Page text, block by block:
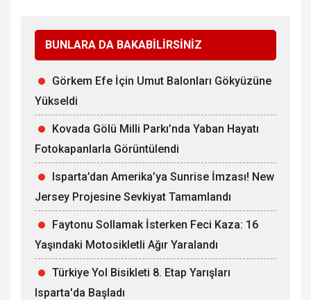
BUNLARA DA BAKABİLİRSİNİZ
Görkem Efe İçin Umut Balonları Gökyüzüne
Yükseldi
Kovada Gölü Milli Parkı’nda Yaban Hayatı
Fotokapanlarla Görüntülendi
Isparta’dan Amerika’ya Sunrise İmzası! New
Jersey Projesine Sevkiyat Tamamlandı
Faytonu Sollamak İsterken Feci Kaza: 16
Yaşındaki Motosikletli Ağır Yaralandı
Türkiye Yol Bisikleti 8. Etap Yarışları
Isparta'da Başladı